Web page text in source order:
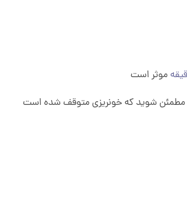
موثر است
مطمئن شوید که خونریزی متوقف شده است